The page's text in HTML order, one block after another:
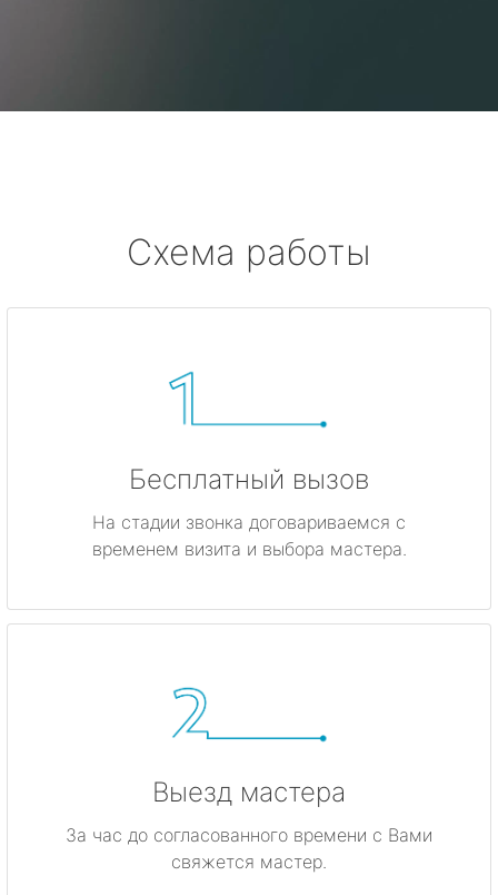
Схема работы
Бесплатный вызов
На стадии звонка договариваемся с
временем визита и выбора мастера.
Выезд мастера
За час до согласованного времени с Вами
свяжется мастер.